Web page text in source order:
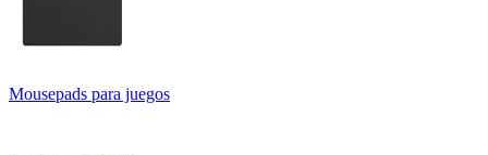
Mousepads para juegos